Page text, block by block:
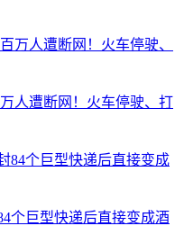
人遭断网！火车停驶、打
个巨型快递后直接变成酒